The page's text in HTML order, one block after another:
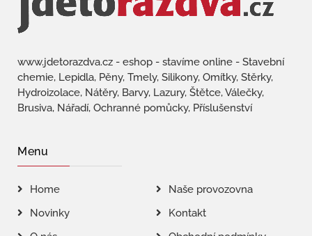
www.jdetorazdva.cz - eshop - stavíme online - Stavební
chemie, Lepidla, Pěny, Tmely, Silikony, Omítky, Stěrky,
Hydroizolace, Nátěry, Barvy, Lazury, Štětce, Válečky,
Brusiva, Nářadí, Ochranné pomůcky, Příslušenství
Menu
Home
Naše provozovna
Novinky
Kontakt